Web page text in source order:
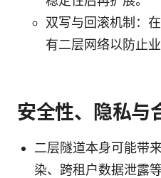
双写与回滚机制：
有二层网络以防止业
安全性、隐私与
二层隧道本身可能带
染、跨租户数据泄露